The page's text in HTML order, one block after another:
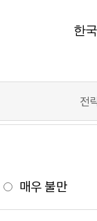
한
전
매우 불만